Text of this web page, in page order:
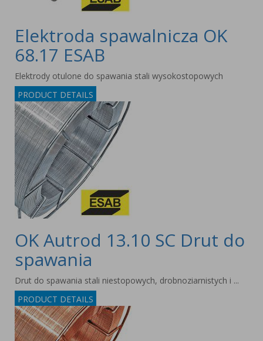
Elektroda spawalnicza OK
68.17 ESAB
Elektrody otulone do spawania stali wysokostopowych
PRODUCT DETAILS
OK Autrod 13.10 SC Drut do
spawania
Drut do spawania stali niestopowych, drobnoziarnistych i ...
PRODUCT DETAILS